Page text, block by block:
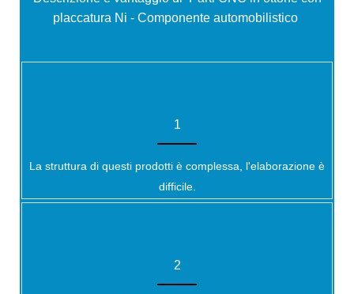
placcatura Ni - Componente automobilistico
1
La struttura di questi prodotti è complessa, l'elaborazione è
difficile.
2